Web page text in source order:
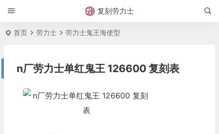
复刻劳力士
首页 劳力士 劳力士鬼王海使型
n厂劳力士单红鬼王 126600 复刻表